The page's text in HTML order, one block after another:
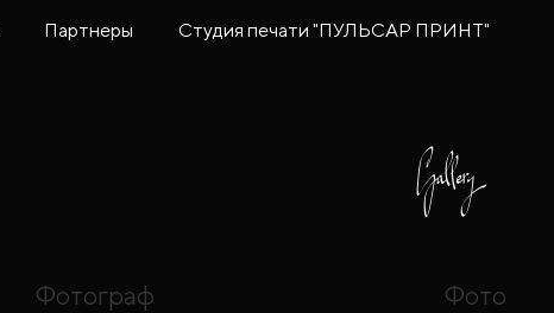
Партнеры Студия печати "ПУЛЬСАР ПРИНТ"
Фотограф Фото